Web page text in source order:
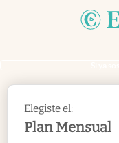
Elegiste el:
Plan Mensual